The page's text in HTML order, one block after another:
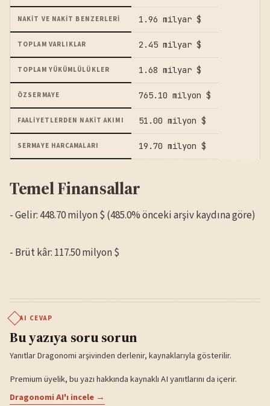
NAKIT VE NAKIT BENZERLERI 1.96 milyar $
TOPLAM VARLIKLAR 2.45 milyar $
TOPLAM YÜKÜMLÜLÜKLER 1.68 milyar $
ÖZSERMAYE 765.10 milyon $
FAALIYETLERDEN NAKIT AKIMI 51.00 milyon $
SERMAYE HARCAMALARI 19.70 milyon $
Temel Finansallar
- Gelir: 448.70 milyon $ (485.0% önceki arşiv kaydına göre)
- Brüt kâr: 117.50 milyon $
AI CEVAP
Bu yazıya soru sorun
Yanıtlar Dragonomi arşivinden derlenir, kaynaklarıyla gösterilir.
Premium üyelik, bu yazı hakkında kaynaklı AI yanıtlarını da içerir.
Dragonomi AI'ı incele →